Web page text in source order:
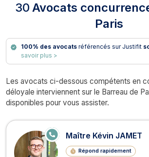
30 Avocats
Paris
100% des avocatsréférencés sur Justifit
savoir plus >
Les avocats ci-dessous compétents en
déloyale interviennent sur le Barreau de
disponibles pour vous assister.
Avocats en
Maître Kévin JAMET
Répond rapidement
E
N
LI